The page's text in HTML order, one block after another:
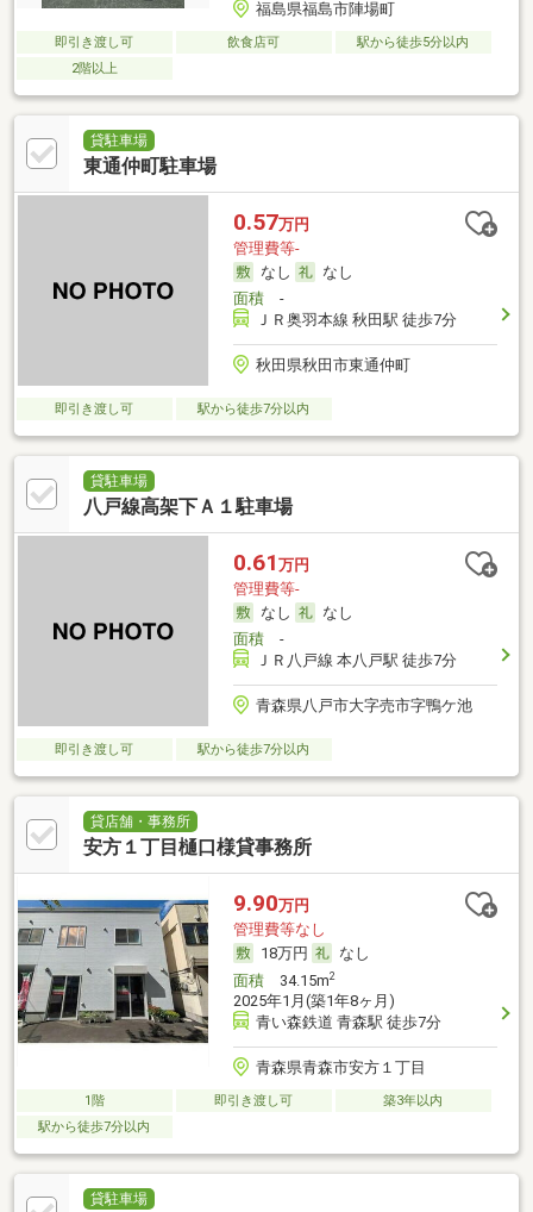
福島県福島市陣場町
即引き渡し可 飲食店可
駅から徒歩5分以内
2階以上
貸駐車場
東通仲町駐車場
0.57万円
管理費等-
なし
なし
面積-
ＪＲ奥羽本線 秋田駅 徒歩7分
秋田県秋田市東通仲町
即引き渡し可 駅から徒歩7分以内
貸駐車場
八戸線高架下Ａ１駐車場
0.61 万円
管理費等-
なし
なし
面積-
ＪＲ八戸線 本八戸駅 徒歩7分
青森県八戸市大字売市字鴨ケ池
即引き渡し可 駅から徒歩7分以内
貸店舗・事務所
安方１丁目樋口様貸事務所
9.90万円
管理費等なし
18万円
なし
面積34.15m2
2025年1月(築1年8ヶ月)
青い森鉄道 青森駅 徒歩7分
青森県青森市安方１丁目
1階 即引き渡し可
築3年以内
駅から徒歩7分以内
貸駐車場